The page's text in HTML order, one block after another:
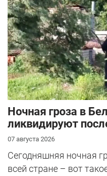
Ночная гроза в
ликвидируют
07 августа 2026
Сегодняшняя ночная
всей стране – вот